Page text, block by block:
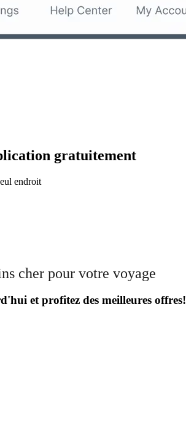
gratuitement
endroit
cher pour votre voyage
et profitez des meilleures offres!